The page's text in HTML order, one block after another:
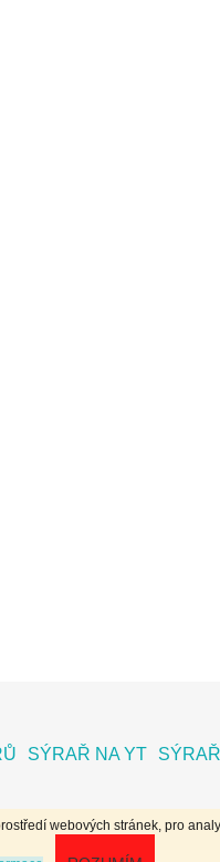
webových stránek, pro
SÝRAŘ NA YT